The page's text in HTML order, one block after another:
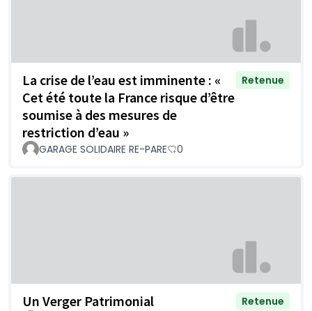
La crise de l’eau est imminente : «
Cet été toute la France risque d’être
soumise à des mesures de
restriction d’eau »
Retenue
GARAGE SOLIDAIRE RE-PARE 0
Un Verger Patrimonial
Retenue